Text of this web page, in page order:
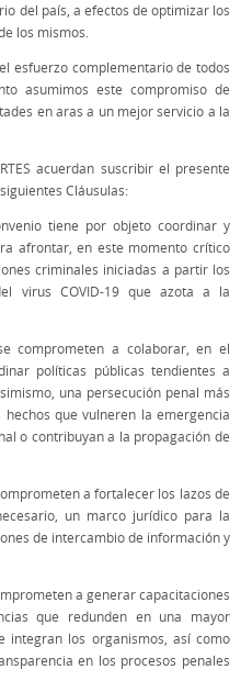
del país, a efectos de optimizar los
los mismos.
esfuerzo complementario de todos
asumimos este compromiso de
en aras a un mejor servicio a la
acuerdan suscribir el presente
Cláusulas:
tiene por objeto coordinar y
afrontar, en este momento crítico
criminales iniciadas a partir los
virus COVID-19 que azota a la
se comprometen a colaborar, en el
políticas públicas tendientes a
una persecución penal más
que vulneren la emergencia
o contribuyan a la propagación de
a fortalecer los lazos de
un marco jurídico para la
de intercambio de información y
a generar capacitaciones
que redunden en una mayor
integran los organismos, así como
en los procesos penales